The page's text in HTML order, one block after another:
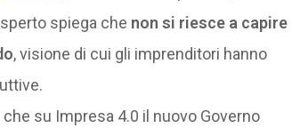
spiega che non si riesce a capire
, visione di cui gli imprenditori hanno
su Impresa 4.0 il nuovo Governo